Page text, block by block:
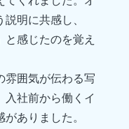
明に共感し、
と感じたのを覚え
雰囲気が伝わる写
入社前から働くイ
ありました。